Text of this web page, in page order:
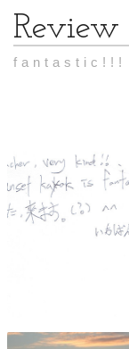
fantastic!!!